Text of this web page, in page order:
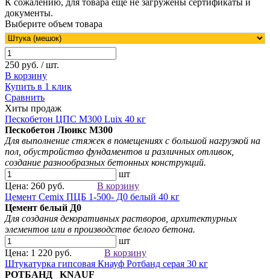
К сожалению, для товара еще не загружены сертификаты и
документы.
Выберите объем товара
250 руб. / шт.
В корзину
Купить в 1 клик
Сравнить
Хиты продаж
Пескобетон ЦПС М300 Luix 40 кг
Пескобетон Люикс М300
Для выполнение стяжек в помещениях с большой нагрузкой на
пол, обустройство фундаментов и различных отливок,
создание разнообразных бетонных конструкций.
шт
Цена: 260 руб.
В корзину
Цемент Cemix ПЦБ 1-500- Д0 белый 40 кг
Цемент белый Д0
Для создания декоративных растворов , архитектурных
элементов или в производстве белого бетона.
шт
Цена: 1 220 руб.
В корзину
Штукатурка гипсовая Кнауф Ротбанд серая 30 кг
РОТБАНД KNAUF